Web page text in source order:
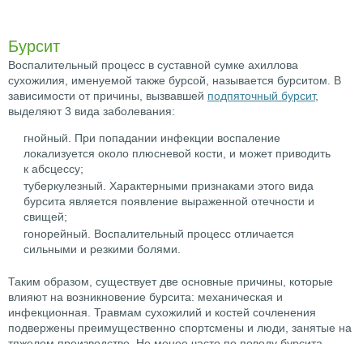
Бурсит
Воспалительный процесс в суставной сумке ахиллова
сухожилия, именуемой также бурсой, называется бурситом. В
зависимости от причины, вызвавшей подпяточный бурсит,
выделяют 3 вида заболевания:
гнойный. При попадании инфекции воспаление
локализуется около плюсневой кости, и может приводить
к абсцессу;
туберкулезный. Характерными признаками этого вида
бурсита является появление выраженной отечности и
свищей;
гонорейный. Воспалительный процесс отличается
сильными и резкими болями.
Таким образом, существует две основные причины, которые
влияют на возникновение бурсита: механическая и
инфекционная. Травмам сухожилий и костей сочленения
подвержены преимущественно спортсмены и люди, занятые на